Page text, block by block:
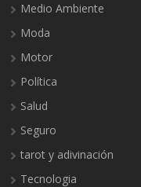
Medio Ambiente
Moda
Motor
Política
Salud
Seguro
tarot y adivinación
Tecnologia